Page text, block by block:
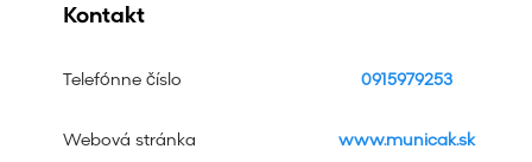
Kontakt
Telefónne číslo
Webová stránka
0915979253
www.municak.sk